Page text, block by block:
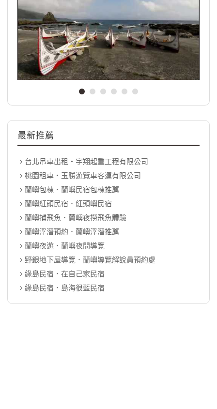
最新推薦
台北吊車出租‧宇翔起重工程有限公司
桃園租車‧玉勝遊覽車客運有限公司
蘭嶼包棟．蘭嶼民宿包棟推薦
蘭嶼紅頭民宿．紅頭嶼民宿
蘭嶼捕飛魚．蘭嶼夜撈飛魚體驗
蘭嶼浮潛預約．蘭嶼浮潛推薦
蘭嶼夜遊．蘭嶼夜間導覽
野銀地下屋導覽．蘭嶼導覽解說員預約處
綠島民宿．在自己家民宿
綠島民宿．島海很藍民宿